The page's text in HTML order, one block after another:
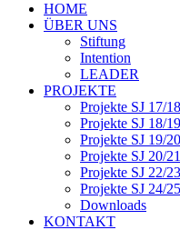
HOME
ÜBER UNS
Stiftung
Intention
LEADER
PROJEKTE
Projekte SJ 17/18
Projekte SJ 18/19
Projekte SJ 19/20
Projekte SJ 20/21
Projekte SJ 22/23
Projekte SJ 24/25
Downloads
KONTAKT